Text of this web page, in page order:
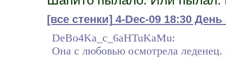
[все стенки] 4-Dec-09 18:30
DeBo4Ka_c_6aHTuKaMu:
Она с любовью осмотрела